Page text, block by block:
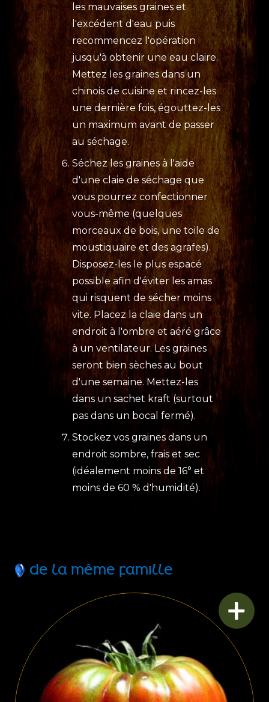
les mauvaises graines et
l'excédent d'eau puis
recommencez l'opération
jusqu'à obtenir une eau claire.
Mettez les graines dans un
chinois de cuisine et rincez-les
une dernière fois, égouttez-les
un maximum avant de passer
au séchage.
Séchez les graines à l'aide
d'une claie de séchage que
vous pourrez confectionner
vous-même (quelques
morceaux de bois, une toile de
moustiquaire et des agrafes).
Disposez-les le plus espacé
possible afin d'éviter les amas
qui risquent de sécher moins
vite. Placez la claie dans un
endroit à l'ombre et aéré grâce
à un ventilateur. Les graines
seront bien sèches au bout
d'une semaine. Mettez-les
dans un sachet kraft (surtout
pas dans un bocal fermé).
Stockez vos graines dans un
endroit sombre, frais et sec
(idéalement moins de 16° et
moins de 60 % d'humidité).
DE LA MÊME FAMILLE
+